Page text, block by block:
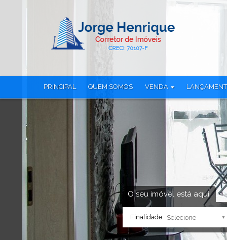
PRINCIPAL QUEM SOMOS VENDA
Apartamento Alto Padrão (1)
Apartamento Duplex (1)
Casa em Condomínio (16)
Loja (6)
Sala Comercial (3)
Studio (12)
Terreno (5)
Apartamento
Apartamento
Casa em
Cobertura (23)
Cobertura
Sala
Studio (26)
Terreno (8)
O seu imóvel está aqui!
Finalidade: